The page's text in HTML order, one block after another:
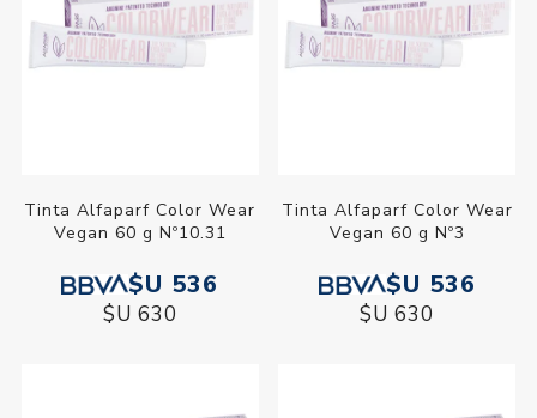
Tinta Alfaparf Color Wear
Vegan 60 g Nº10.31
$U 536
$U 630
Tinta Alfaparf Color Wear
Vegan 60 g Nº3
$U 536
$U 630